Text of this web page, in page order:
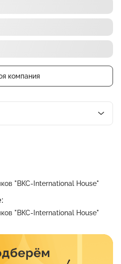
компания
"ВКС-International House"
"ВКС-International House"